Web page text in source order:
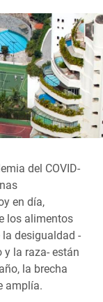
del COVID-
en día,
los alimentos
desigualdad -
y la raza- están
la brecha
amplía.